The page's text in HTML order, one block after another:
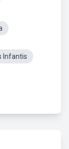
Infantis